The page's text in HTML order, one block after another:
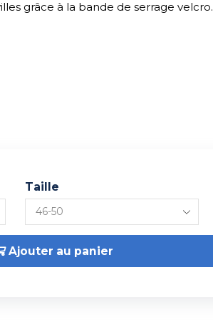
grâce à la bande de serrage velcro.
Taille
Ajouter au panier